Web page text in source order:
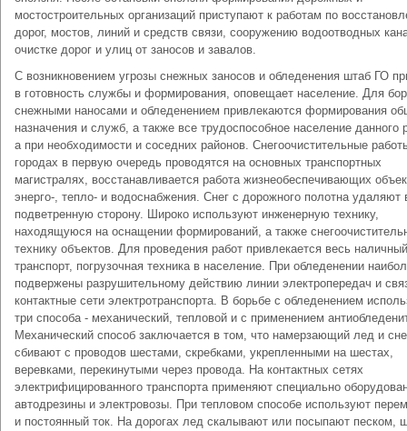
мостостроительных организаций приступают к работам по
дорог, мостов, линий и средств связи, сооружению водоотводных
очистке дорог и улиц от заносов и завалов.
С возникновением угрозы снежных заносов и обледенения штаб ГО
в готовность службы и формирования, оповещает население. Для
снежными наносами и обледенением привлекаются формирования
назначения и служб, а также все трудоспособное население данного
а при необходимости и соседних районов. Снегоочистительные
городах в первую очередь проводятся на основных транспортных
магистралях, восстанавливается работа жизнеобеспечивающих
энерго-, тепло- и водоснабжения. Снег с дорожного полотна удаляют
подветренную сторону. Широко используют инженерную технику,
находящуюся на оснащении формирований, а также
технику объектов. Для проведения работ привлекается весь наличный
транспорт, погрузочная техника в население. При обледенении
подвержены разрушительному действию линии электропередач и
контактные сети электротранспорта. В борьбе с обледенением
три способа - механический, тепловой и с применением
Механический способ заключается в том, что намерзающий лед и
сбивают с проводов шестами, скребками, укрепленными на шестах,
веревками, перекинутыми через провода. На контактных сетях
электрифицированного транспорта применяют специально
автодрезины и электровозы. При тепловом способе используют
и постоянный ток. На дорогах лед скалывают или посыпают песком,